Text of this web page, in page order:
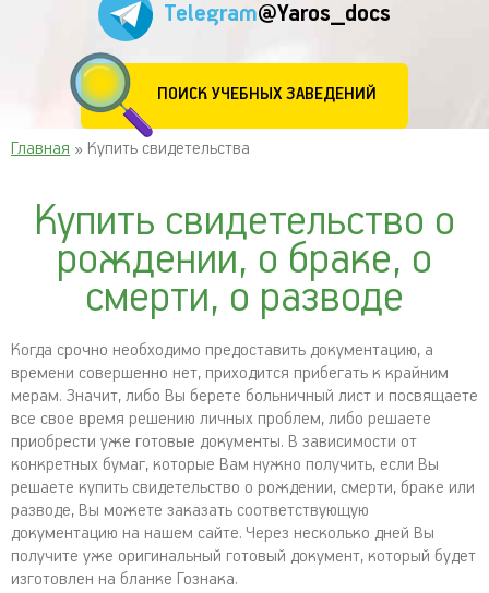
Telegram@Yaros_docs
ПОИСК УЧЕБНЫХ ЗАВЕДЕНИЙ
Главная » Купить свидетельства
Купить свидетельство о
рождении, о браке, о
смерти, о разводе
Когда срочно необходимо предоставить документацию, а
времени совершенно нет, приходится прибегать к крайним
мерам. Значит, либо Вы берете больничный лист и посвящаете
все свое время решению личных проблем, либо решаете
приобрести уже готовые документы. В зависимости от
конкретных бумаг, которые Вам нужно получить, если Вы
решаете купить свидетельство о рождении, смерти, браке или
разводе, Вы можете заказать соответствующую
документацию на нашем сайте. Через несколько дней Вы
получите уже оригинальный готовый документ, который будет
изготовлен на бланке Гознака.